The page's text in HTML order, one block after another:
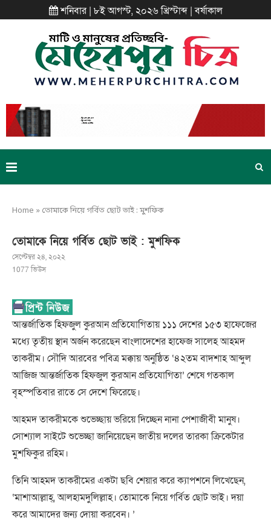
শনিবার | ৮ই আগস্ট, ২০২৬ খ্রিস্টাব্দ | বর্ষাকাল
Home » তোমাকে নিয়ে গর্বিত ছোট ভাই : মুশফিক
তোমাকে নিয়ে গর্বিত ছোট ভাই : মুশফিক
সেপ্টেম্বর ২৪, ২০২২
1077ভিউস
আন্তর্জাতিক হিফজুল কুরআন প্রতিযোগিতায় ১১১ দেশের ১৫৩ হাফেজের
মধ্যে তৃতীয় স্থান অর্জন করেছেন বাংলাদেশের হাফেজ সালেহ আহমদ
তাকরীম। সৌদি আরবের পবিত্র মক্কায় অনুষ্ঠিত ‘৪২তম বাদশাহ আব্দুল
আজিজ আন্তর্জাতিক হিফজুল কুরআন প্রতিযোগিতা’ শেষে গতকাল
বৃহস্পতিবার রাতে সে দেশে ফিরেছে।
আহমদ তাকরীমকে শুভেচ্ছায় ভরিয়ে দিচ্ছেন নানা পেশাজীবী মানুষ।
সোশ্যাল সাইটে শুভেচ্ছা জানিয়েছেন জাতীয় দলের তারকা ক্রিকেটার
মুশফিকুর রহিম।
তিনি আহমদ তাকরীমের একটা ছবি শেয়ার করে ক্যাপশনে লিখেছেন,
‘মাশাআল্লাহ্, আলহামদুলিল্লাহ। তোমাকে নিয়ে গর্বিত ছোট ভাই। দয়া
করে আমাদের জন্য দোয়া করবেন। ’